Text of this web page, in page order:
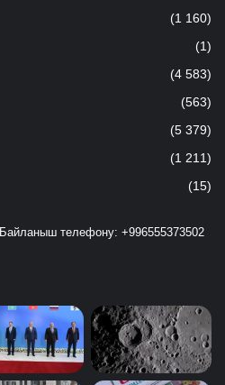
(1 160)
(1)
(4 583)
(563)
(5 379)
(1 211)
(15)
телефону: +996555373502